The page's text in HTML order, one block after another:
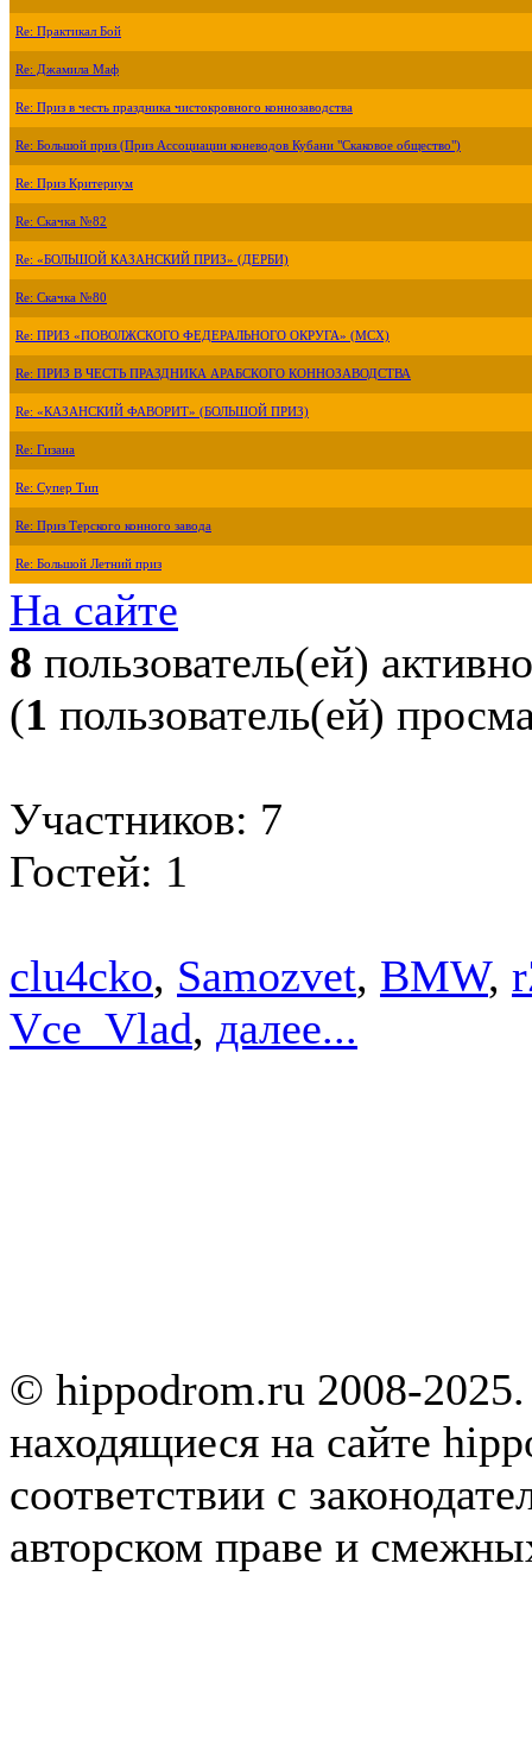
Re: Практикал Бой
Re: Джамила Маф
Re: Приз в честь праздника чистокровного коннозаводства
Re: Большой приз (Приз Ассоциации коневодов Кубани "Скаковое общество")
Re: Приз Критериум
Re: Скачка №82
Re: «БОЛЬШОЙ КАЗАНСКИЙ ПРИЗ» (ДЕРБИ)
Re: Скачка №80
Re: ПРИЗ «ПОВОЛЖСКОГО ФЕДЕРАЛЬНОГО ОКРУГА» (МСХ)
Re: ПРИЗ В ЧЕСТЬ ПРАЗДНИКА АРАБСКОГО КОННОЗАВОДСТВА
Re: «КАЗАНСКИЙ ФАВОРИТ» (БОЛЬШОЙ ПРИЗ)
Re: Гизана
Re: Супер Тип
Re: Приз Терского конного завода
Re: Большой Летний приз
На сайте
8 пользователь(ей) активно
(1 пользователь(ей)
Участников: 7
Гостей: 1
clu4cko, Samozvet, BMW,
Vce_Vlad, далее...
© hippodrom.ru 2008-
находящиеся на сайте
соответствии с
авторском праве и